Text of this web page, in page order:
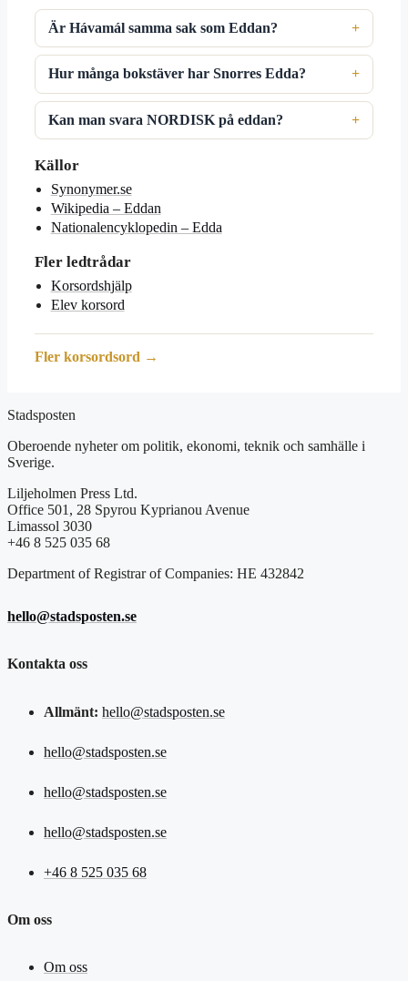
Är Hávamál samma sak som Eddan?
Hur många bokstäver har Snorres Edda?
Kan man svara NORDISK på eddan?
Källor
Synonymer.se
Wikipedia – Eddan
Nationalencyklopedin – Edda
Fler ledtrådar
Korsordshjälp
Elev korsord
Fler korsordsord →
Stadsposten
Oberoende nyheter om politik, ekonomi, teknik och samhälle i
Sverige.
Liljeholmen Press Ltd.
Office 501, 28 Spyrou Kyprianou Avenue
Limassol 3030
+46 8 525 035 68
Department of Registrar of Companies: HE 432842
hello@stadsposten.se
Kontakta oss
Allmänt: hello@stadsposten.se
hello@stadsposten.se
hello@stadsposten.se
hello@stadsposten.se
+46 8 525 035 68
Om oss
Om oss